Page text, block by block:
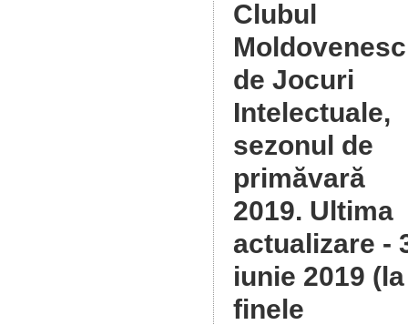
Clubul
Moldovenesc
de Jocuri
Intelectuale,
sezonul de
primăvară
2019. Ultima
actualizare -
iunie 2019 (la
finele